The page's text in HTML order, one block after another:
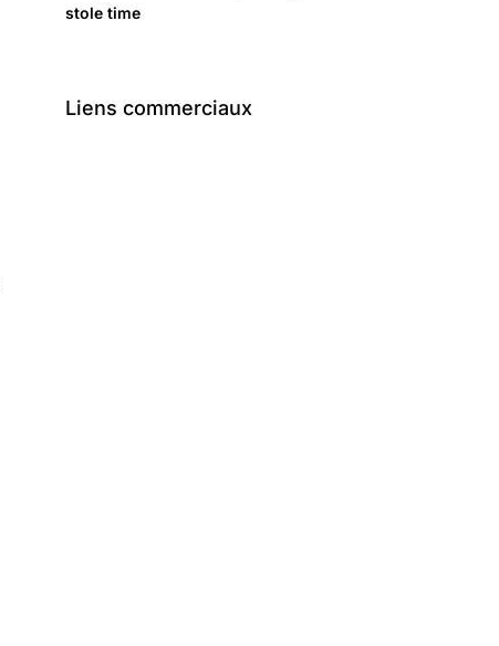
stole time
Liens commerciaux